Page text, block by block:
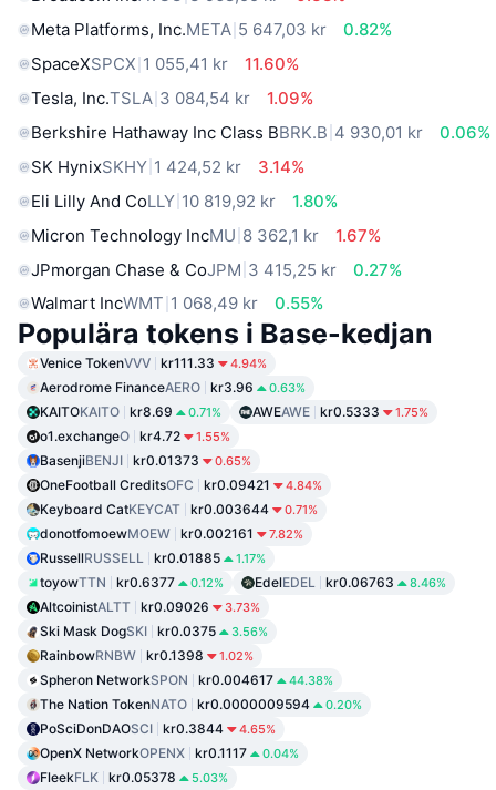
Meta Platforms, Inc.META 5 647,03 kr
0.82%
SpaceXSPCX 1 055,41 kr
11.60%
Tesla, Inc.TSLA 3 084,54 kr
1.09%
Berkshire Hathaway Inc Class BBRK.B 4 930,01 kr
0.06%
SK HynixSKHY 1 424,52 kr
3.14%
Eli Lilly And CoLLY 10 819,92 kr
1.80%
Micron Technology IncMU 8 362,1 kr
1.67%
JPmorgan Chase & CoJPM 3 415,25 kr
0.27%
Walmart IncWMT 1 068,49 kr 0.55%
Populära tokens i Base-kedjan
Venice TokenVVV kr111.33 4.94%
Aerodrome FinanceAERO kr3.96 0.63%
KAITOKAITO kr8.69 0.71% AWEAWE kr0.5333 1.75%
o1.exchangeO kr4.72 1.55%
BasenjiBENJI kr0.01373 0.65%
OneFootball CreditsOFC kr0.09421 4.84%
Keyboard CatKEYCAT kr0.003644 0.71%
donotfomoewMOEW kr0.002161 7.82%
RussellRUSSELL kr0.01885 1.17%
toyowTTN kr0.6377 0.12% EdelEDEL kr0.06763 8.46%
AltcoinistALTT kr0.09026 3.73%
Ski Mask DogSKI kr0.0375 3.56%
RainbowRNBW kr0.1398 1.02%
Spheron NetworkSPON kr0.004617 44.38%
The Nation TokenNATO kr0.0000009594 0.20%
PoSciDonDAOSCI kr0.3844 4.65%
OpenX NetworkOPENX kr0.1117 0.04%
FleekFLK kr0.05378 5.03%